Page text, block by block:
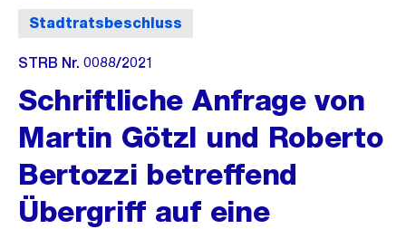
Stadtratsbeschluss
STRB Nr. 0088/2021
Schriftliche Anfrage von
Martin Götzl und Roberto
Bertozzi betreffend
Übergriff auf eine